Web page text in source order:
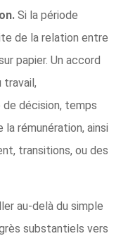
Si la période
de la relation entre
papier. Un accord
travail,
décision, temps
rémunération, ainsi
transitions, ou des
au-delà du simple
substantiels vers